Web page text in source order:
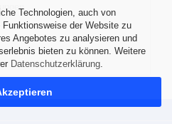
Technologien, auch von
der Website zu
Angebotes zu analysieren und
bieten zu können. Weitere
Datenschutzerklärung.